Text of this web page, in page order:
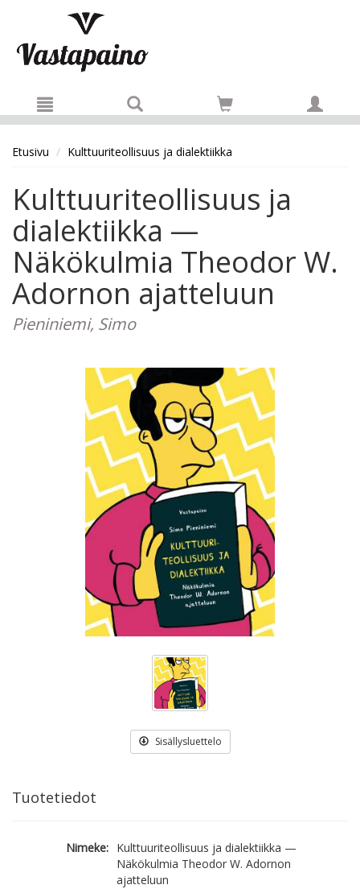
Etusivu Kulttuuriteollisuus ja dialektiikka
Kulttuuriteollisuus ja
dialektiikka —
Näkökulmia Theodor W.
Adornon ajatteluun
Pieniniemi, Simo
Sisällysluettelo
Tuotetiedot
Nimeke: Kulttuuriteollisuus ja dialektiikka —
Näkökulmia Theodor W. Adornon
ajatteluun